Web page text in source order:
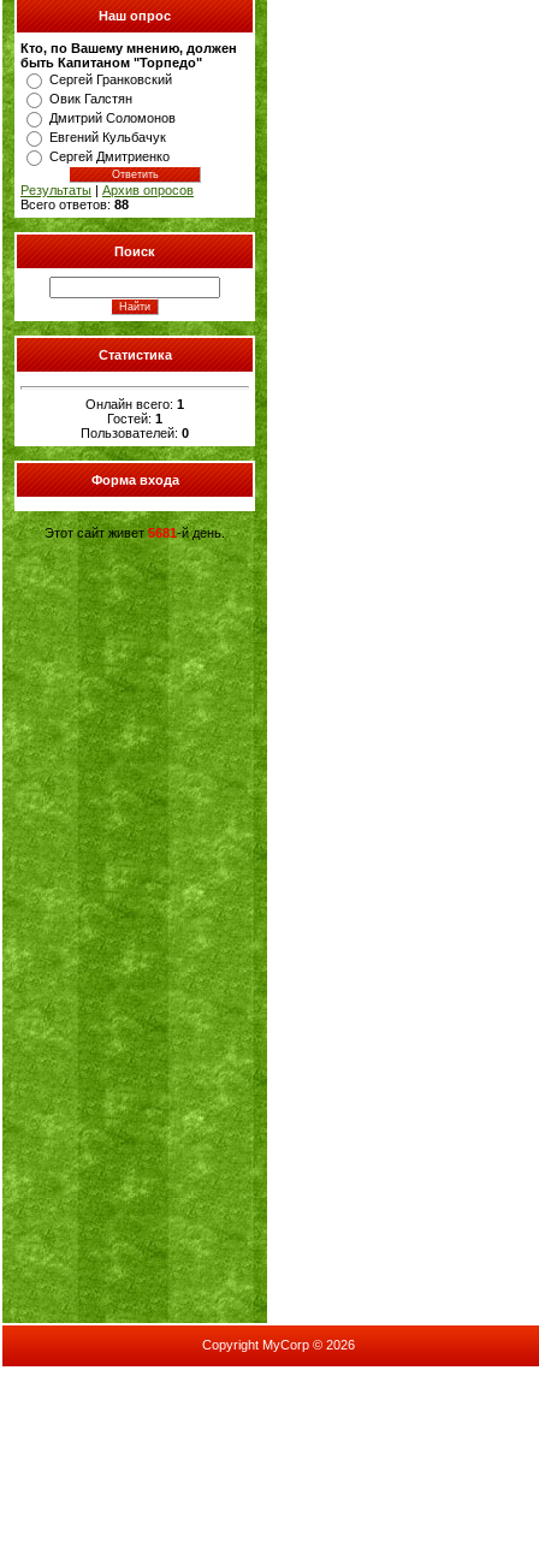
Наш опрос
Кто, по Вашему мнению, должен
быть Капитаном "Торпедо"
Сергей Гранковский
Овик Галстян
Дмитрий Соломонов
Евгений Кульбачук
Сергей Дмитриенко
Результаты | Архив опросов
Всего ответов: 88
Поиск
Статистика
Онлайн всего: 1
Гостей: 1
Пользователей: 0
Форма входа
Этот сайт живет5681-й день.
Copyright MyCorp © 2026